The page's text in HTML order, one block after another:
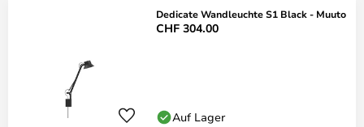
Dedicate Wandleuchte S1 Black - Muuto
CHF 304.00
Auf Lager